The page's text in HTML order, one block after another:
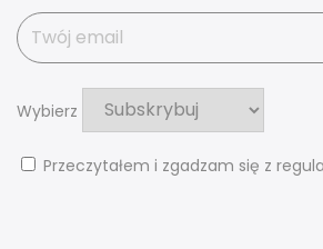
Wybierz
Przeczytałem i zgadzam się z